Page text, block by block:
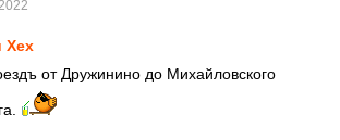
Хех
от Дружинино до Михайловского